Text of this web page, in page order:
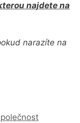
najdete na
narazíte na